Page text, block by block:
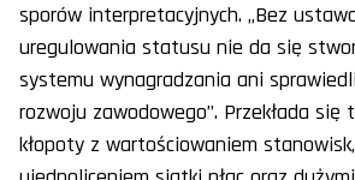
sporów interpretacyjnych. „Bez
uregulowania statusu nie da się
systemu wynagradzania ani
rozwoju zawodowego”. Przekłada się
kłopoty z wartościowaniem